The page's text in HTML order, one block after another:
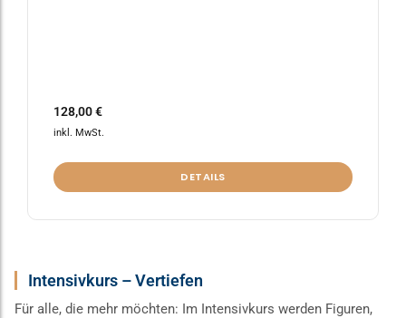
128,00€
inkl. MwSt.
DETAILS
Intensivkurs – Vertiefen
Für alle, die mehr möchten: Im Intensivkurs werden Figuren,